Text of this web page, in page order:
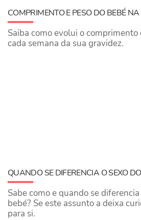
COMPRIMENTO E PESO DO BEBÉ
Saiba como evolui o comprimento
cada semana da sua gravidez.
QUANDO SE DIFERENCIA O SEXO
Sabe como e quando se
bebé? Se este assunto a deixa
para si.